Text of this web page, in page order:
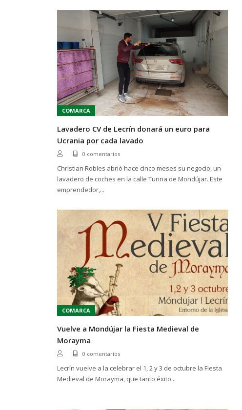
COMARCA
Lavadero CV de Lecrín donará un euro para
Ucrania por cada lavado
0 comentarios
Christian Robles abrió hace cinco meses su negocio, un
lavadero de coches en la calle Turina de Mondújar. Este
emprendedor,...
COMARCA
Vuelve a Mondújar la Fiesta Medieval de
Morayma
0 comentarios
Lecrín vuelve a la celebrar el 1, 2 y 3 de octubre la Fiesta
Medieval de Morayma, que tanto éxito...